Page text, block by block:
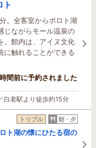
ト
。全客室からポロト湖
じながらモール温泉の
。館内は、アイヌ文化
に触れることができる
間前に予約されました
白老駅より徒歩約15分
トリプル 朝・夕
ト湖の懐にひたる宿の